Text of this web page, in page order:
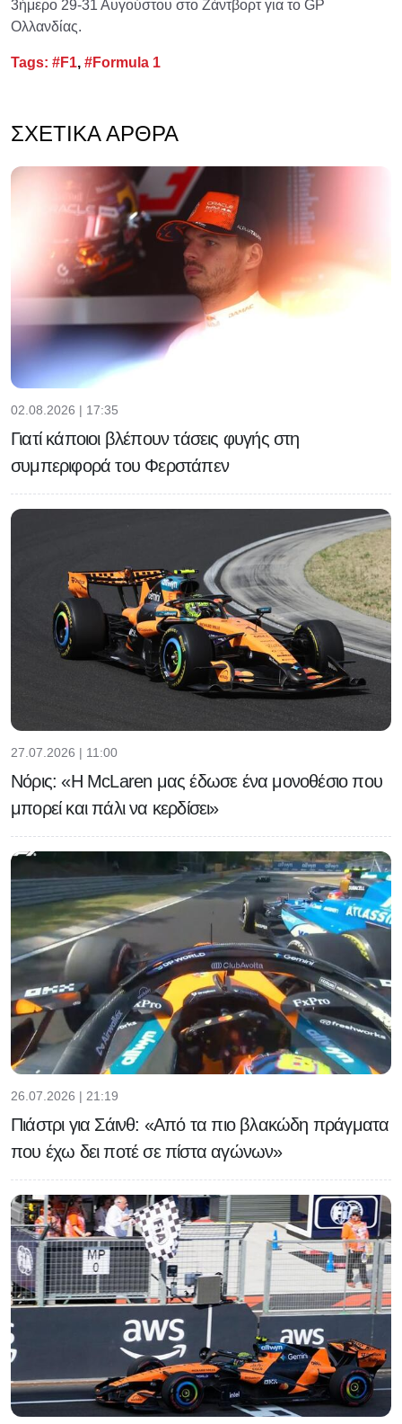
3ήμερο 29-31 Αυγούστου στο Ζάντβορτ για το GP
Ολλανδίας.
Tags: #F1, #Formula 1
ΣΧΕΤΙΚΆ ΆΡΘΡΑ
02.08.2026 | 17:35
Γιατί κάποιοι βλέπουν τάσεις φυγής στη
συμπεριφορά του Φερστάπεν
27.07.2026 | 11:00
Νόρις: «Η McLaren μας έδωσε ένα μονοθέσιο που
μπορεί και πάλι να κερδίσει»
26.07.2026 | 21:19
Πιάστρι για Σάινθ: «Από τα πιο βλακώδη πράγματα
που έχω δει ποτέ σε πίστα αγώνων»